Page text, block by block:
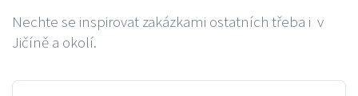
Nechte se inspirovat zakázkami ostatních třeba i v
Jičíně a okolí.